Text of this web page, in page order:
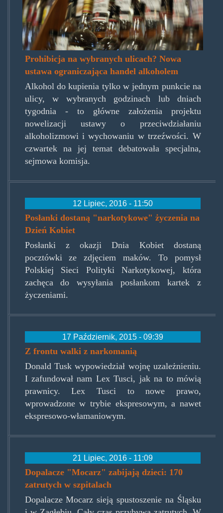
Prohibicja na wybranych ulicach? Nowa
ustawa ograniczająca handel alkoholem
Alkohol do kupienia tylko w jednym punkcie na
ulicy, w wybranych godzinach lub dniach
tygodnia - to główne założenia projektu
nowelizacji ustawy o przeciwdziałaniu
alkoholizmowi i wychowaniu w trzeźwości. W
czwartek na jej temat debatowała specjalna,
sejmowa komisja.
12 Lipiec, 2016 - 11:50
Posłanki dostaną "narkotykowe" życzenia na
Dzień Kobiet
Posłanki z okazji Dnia Kobiet dostaną
pocztówki ze zdjęciem maków. To pomysł
Polskiej Sieci Polityki Narkotykowej, która
zachęca do wysyłania posłankom kartek z
życzeniami.
17 Październik, 2015 - 09:39
Z frontu walki z narkomanią
Donald Tusk wypowiedział wojnę uzależnieniu.
I zafundował nam Lex Tusci, jak na to mówią
prawnicy. Lex Tusci to nowe prawo,
wprowadzone w trybie ekspresowym, a nawet
ekspresowo-włamaniowym.
21 Lipiec, 2016 - 11:09
Dopalacze "Mocarz" zabijają dzieci: 170
zatrutych w szpitalach
Dopalacze Mocarz sieją spustoszenie na Śląsku